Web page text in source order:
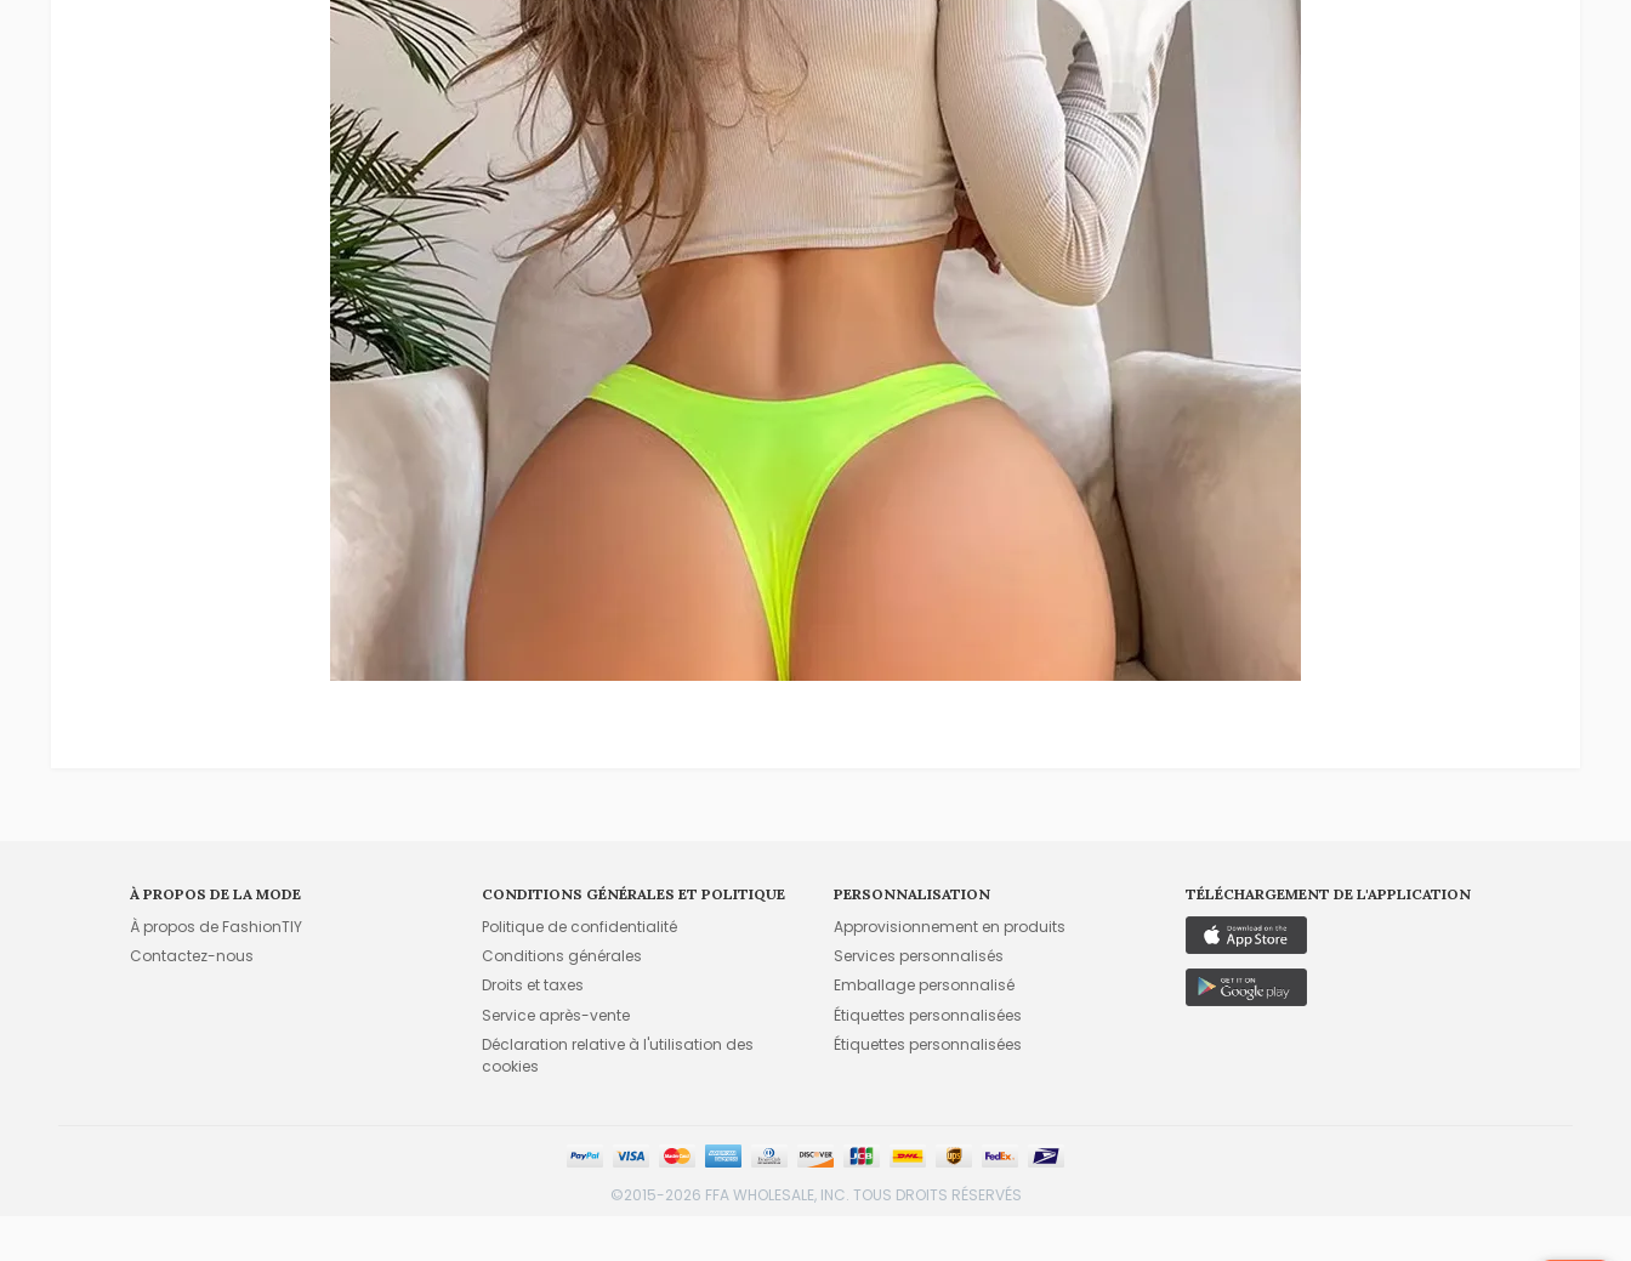
À PROPOS DE LA MODE
À propos de FashionTIY
Contactez-nous
CONDITIONS GÉNÉRALES ET POLITIQUE
Politique de confidentialité
Conditions générales
Droits et taxes
Service après-vente
Déclaration relative à l'utilisation des
cookies
PERSONNALISATION
Approvisionnement en produits
Services personnalisés
Emballage personnalisé
Étiquettes personnalisées
Étiquettes personnalisées
TÉLÉCHARGEMENT DE L'APPLICATION
©2015-2026 FFA WHOLESALE, INC. TOUS DROITS RÉSERVÉS